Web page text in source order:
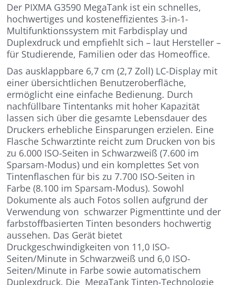
Der PIXMA G3590 MegaTank ist ein schnelles,
hochwertiges und kosteneffizientes 3-in-1-
Multifunktionssystem mit Farbdisplay und
Duplexdruck und empfiehlt sich – laut Hersteller –
für Studierende, Familien oder das Homeoffice.
Das ausklappbare 6,7 cm (2,7 Zoll) LC-Display mit
einer übersichtlichen Benutzeroberfläche,
ermöglicht eine einfache Bedienung. Durch
nachfüllbare Tintentanks mit hoher Kapazität
lassen sich über die gesamte Lebensdauer des
Druckers erhebliche Einsparungen erzielen. Eine
Flasche Schwarztinte reicht zum Drucken von bis
zu 6.000 ISO-Seiten in Schwarzweiß (7.600 im
Sparsam-Modus) und ein komplettes Set von
Tintenflaschen für bis zu 7.700 ISO-Seiten in
Farbe (8.100 im Sparsam-Modus). Sowohl
Dokumente als auch Fotos sollen aufgrund der
Verwendung von schwarzer Pigmenttinte und der
farbstoffbasierten Tinten besonders hochwertig
aussehen. Das Gerät bietet
Druckgeschwindigkeiten von 11,0 ISO-
Seiten/Minute in Schwarzweiß und 6,0 ISO-
Seiten/Minute in Farbe sowie automatischem
Duplexdruck. Die MegaTank Tinten-Technologie